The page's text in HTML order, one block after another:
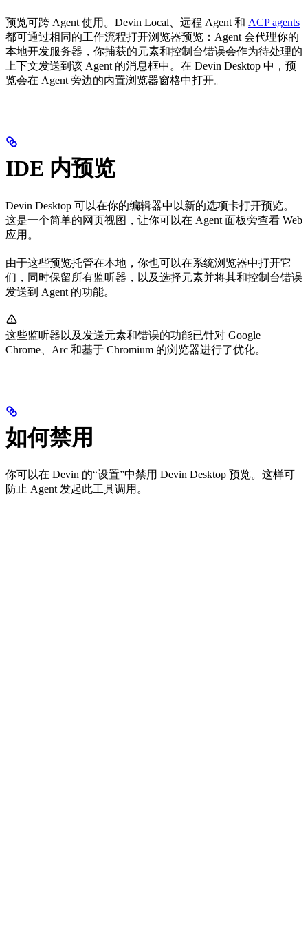
预览可跨 Agent 使用。Devin Local、远程 Agent 和 ACP agents
都可通过相同的工作流程打开浏览器预览：Agent 会代理你的
本地开发服务器，你捕获的元素和控制台错误会作为待处理的
上下文发送到该 Agent 的消息框中。在 Devin Desktop 中，预
览会在 Agent 旁边的内置浏览器窗格中打开。
IDE 内预览
Devin Desktop 可以在你的编辑器中以新的选项卡打开预览。
这是一个简单的网页视图，让你可以在 Agent 面板旁查看 Web
应用。
由于这些预览托管在本地，你也可以在系统浏览器中打开它
们，同时保留所有监听器，以及选择元素并将其和控制台错误
发送到 Agent 的功能。
这些监听器以及发送元素和错误的功能已针对 Google
Chrome、Arc 和基于 Chromium 的浏览器进行了优化。
如何禁用
你可以在 Devin 的“设置”中禁用 Devin Desktop 预览。这样可
防止 Agent 发起此工具调用。